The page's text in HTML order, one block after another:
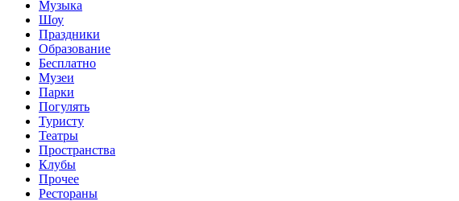
Музыка
Шоу
Праздники
Образование
Бесплатно
Музеи
Парки
Погулять
Туристу
Театры
Пространства
Клубы
Прочее
Рестораны